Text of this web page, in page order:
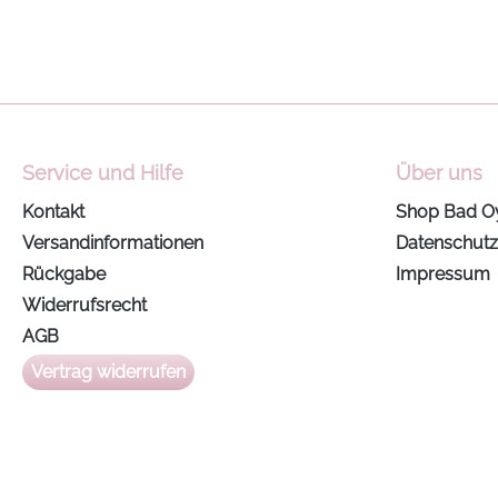
Service und Hilfe
Kontakt
Versandinformationen
Rückgabe
Widerrufsrecht
AGB
Vertrag widerrufen
Über uns
Shop Bad
Datenschutz
Impressum